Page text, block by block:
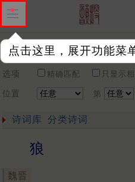
点击这里，展开功能菜
关键词
选项 精确匹配 只显示
位置 第
诗词库 分类诗词
狼
魏晋